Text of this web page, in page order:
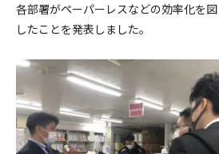
各部署がペーパーレスなどの効率化を
したことを発表しました。